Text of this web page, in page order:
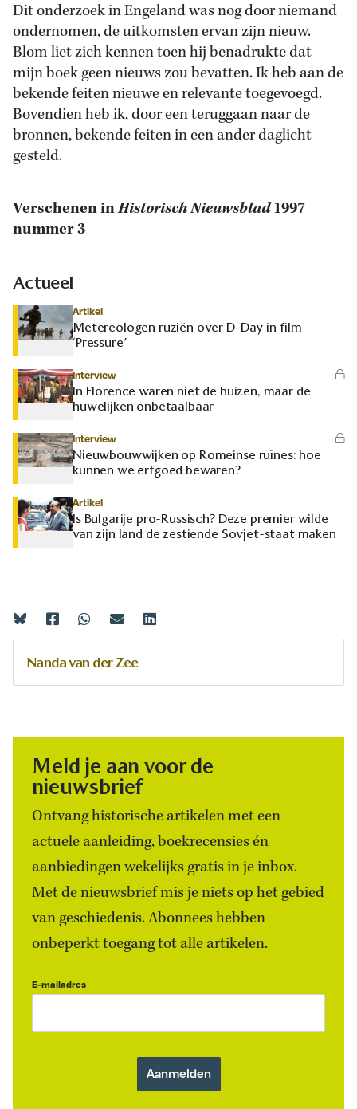
Dit onderzoek in Engeland was nog door niemand
ondernomen, de uitkomsten ervan zijn nieuw.
Blom liet zich kennen toen hij benadrukte dat
mijn boek geen nieuws zou bevatten. Ik heb aan de
bekende feiten nieuwe en relevante toegevoegd.
Bovendien heb ik, door een teruggaan naar de
bronnen, bekende feiten in een ander daglicht
gesteld.
Verschenen inHistorisch Nieuwsblad1997
nummer 3
Actueel
Artikel
Metereologen ruziën over D-Day in film
‘Pressure’
Interview
In Florence waren niet de huizen, maar de
huwelijken onbetaalbaar
Interview
Nieuwbouwwijken op Romeinse ruïnes: hoe
kunnen we erfgoed bewaren?
Artikel
Is Bulgarije pro-Russisch? Deze premier wilde
van zijn land de zestiende Sovjet-staat maken
Nanda van der Zee
Meld je aan voor de
nieuwsbrief
Ontvang historische artikelen met een
actuele aanleiding, boekrecensies én
aanbiedingen wekelijks gratis in je inbox.
Met de nieuwsbrief mis je niets op het gebied
van geschiedenis. Abonnees hebben
onbeperkt toegang tot alle artikelen.
E-mailadres